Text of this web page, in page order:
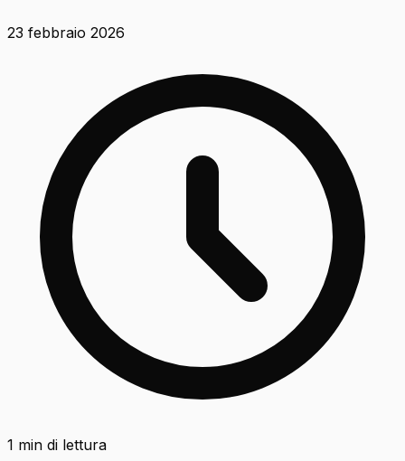
23 febbraio 2026
1 min di lettura